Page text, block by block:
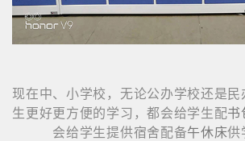
现在中、小学校，无论公办学校还是民
生更好更方便的学习，都会给学生配书
会给学生提供宿舍配备午休床供